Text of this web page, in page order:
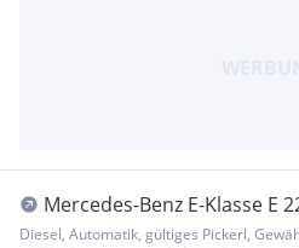
Mercedes-Benz E-Klasse E
Aut., Fahrzeug ist reservier...
Diesel, Automatik, gültiges Pickerl,